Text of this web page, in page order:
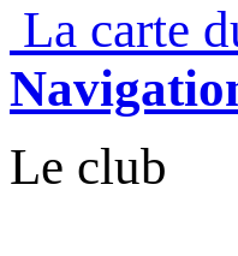
La carte
Le club